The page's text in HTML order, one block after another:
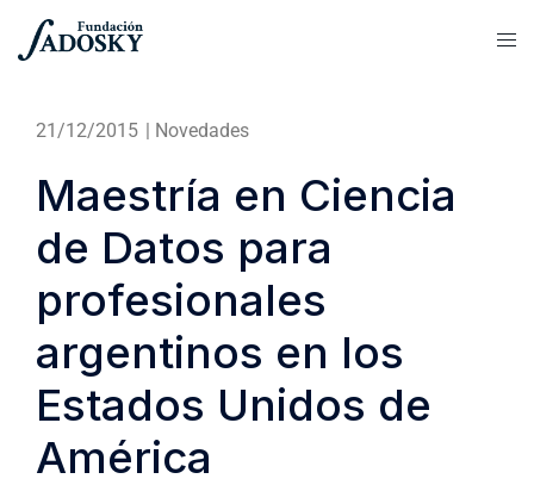
21/12/2015 | Novedades
Maestría en Ciencia
de Datos para
profesionales
argentinos en los
Estados Unidos de
América